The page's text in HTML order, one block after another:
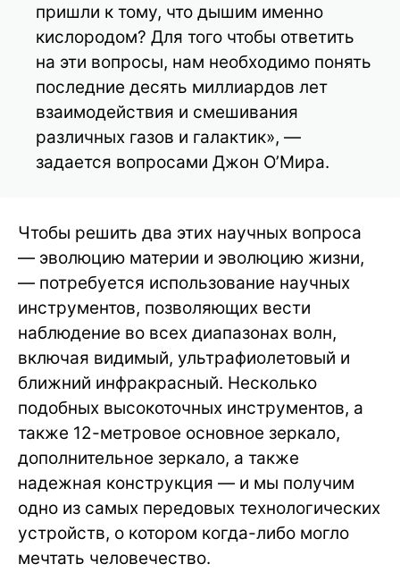
пришли к тому, что дышим именно
кислородом? Для того чтобы ответить
на эти вопросы, нам необходимо понять
последние десять миллиардов лет
взаимодействия и смешивания
различных газов и галактик», —
задается вопросами Джон О’Мира.
Чтобы решить два этих научных вопроса
— эволюцию материи и эволюцию жизни,
— потребуется использование научных
инструментов, позволяющих вести
наблюдение во всех диапазонах волн,
включая видимый, ультрафиолетовый и
ближний инфракрасный. Несколько
подобных высокоточных инструментов, а
также 12-метровое основное зеркало,
дополнительное зеркало, а также
надежная конструкция — и мы получим
одно из самых передовых технологических
устройств, о котором когда-либо могло
мечтать человечество.